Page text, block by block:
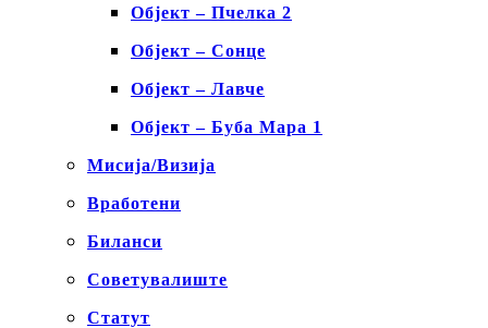
Објект – Пчелка 2
Објект – Сонце
Објект – Лавче
Објект – Буба Мара 1
Мисија/Визија
Вработени
Биланси
Советувалиште
Статут